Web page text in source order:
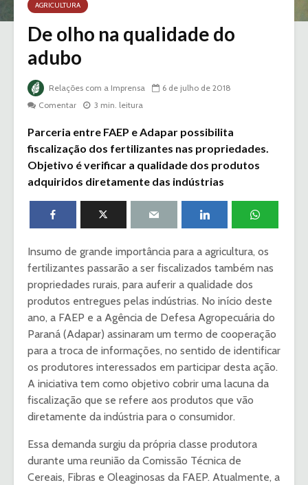
AGRICULTURA
De olho na qualidade do
adubo
Relações com a Imprensa
6 de julho de 2018
Comentar
3 min. leitura
Parceria entre FAEP e Adapar possibilita
fiscalização dos fertilizantes nas propriedades.
Objetivo é verificar a qualidade dos produtos
adquiridos diretamente das indústrias
Insumo de grande importância para a agricultura, os
fertilizantes passarão a ser fiscalizados também nas
propriedades rurais, para auferir a qualidade dos
produtos entregues pelas indústrias. No início deste
ano, a FAEP e a Agência de Defesa Agropecuária do
Paraná (Adapar) assinaram um termo de cooperação
para a troca de informações, no sentido de identificar
os produtores interessados em participar desta ação.
A iniciativa tem como objetivo cobrir uma lacuna da
fiscalização que se refere aos produtos que vão
diretamente da indústria para o consumidor.
Essa demanda surgiu da própria classe produtora
durante uma reunião da Comissão Técnica de
Cereais, Fibras e Oleaginosas da FAEP. Atualmente, a